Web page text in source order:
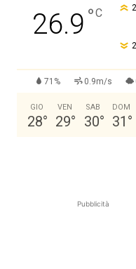
26.9 °C
71% 0.9m/s
GIO
28°
VEN
29°
SAB
30°
DOM
31 °
Pubblicità